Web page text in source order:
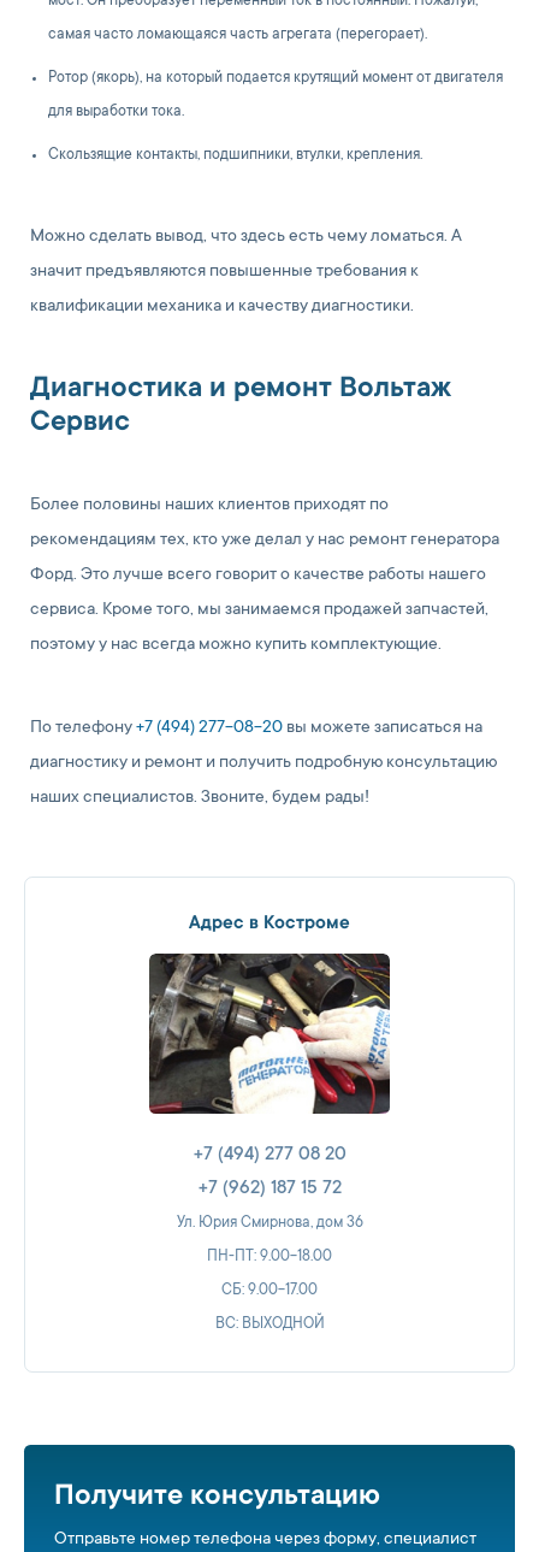
самая часто ломающаяся часть агрегата (перегорает).
Ротор (якорь), на который подается крутящий момент от двигателя
для выработки тока.
Скользящие контакты, подшипники, втулки, крепления.
Можно сделать вывод, что здесь есть чему ломаться. А
значит предъявляются повышенные требования к
квалификации механика и качеству диагностики.
Диагностика и ремонт Вольтаж
Сервис
Более половины наших клиентов приходят по
рекомендациям тех, кто уже делал у нас ремонт генератора
Форд. Это лучше всего говорит о качестве работы нашего
сервиса. Кроме того, мы занимаемся продажей запчастей,
поэтому у нас всегда можно купить комплектующие.
По телефону+7 (494) 277-08-20 вы можете записаться на
диагностику и ремонт и получить подробную консультацию
наших специалистов. Звоните, будем рады!
Адрес в Костроме
+7 (494) 277 08 20
+7 (962) 187 15 72
Ул. Юрия Смирнова, дом 36
ПН-ПТ: 9.00-18.00
СБ: 9.00-17.00
ВС: ВЫХОДНОЙ
Получите консультацию
Отправьте номер телефона через форму, специалист